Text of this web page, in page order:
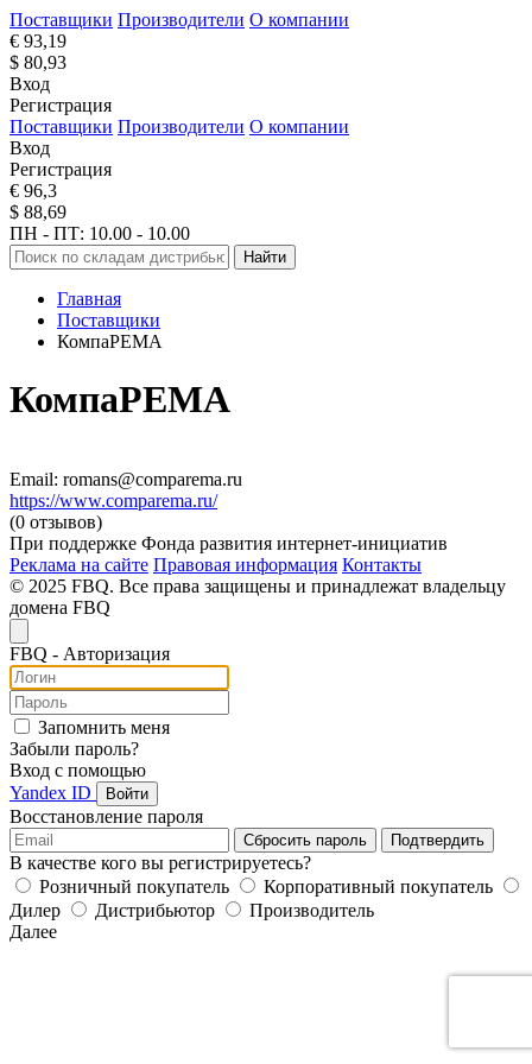
Поставщики Производители О компании
€ 93,19
$ 80,93
Вход
Регистрация
Поставщики Производители О компании
Вход
Регистрация
€ 96,3
$ 88,69
ПН - ПТ: 10.00 - 10.00
Найти
Главная
Поставщики
КомпаРЕМА
КомпаРЕМА
Email: romans@comparema.ru
https://www.comparema.ru/
(0 отзывов)
При поддержке Фонда развития интернет-инициатив
Реклама на сайте Правовая информация Контакты
© 2025 FBQ. Все права защищены и принадлежат владельцу
домена FBQ
FBQ - Авторизация
Запомнить меня
Забыли пароль?
Вход с помощью
Yandex ID
Войти
Восстановление пароля
Сбросить пароль Подтвердить
В качестве кого вы регистрируетесь?
Розничный покупатель
Корпоративный покупатель
Дилер
Дистрибьютор
Производитель
Далее